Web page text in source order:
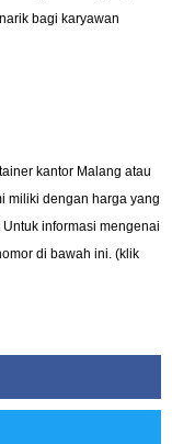
bagi karyawan
kantor Malang atau
miliki dengan harga yang
informasi mengenai
di bawah ini. (klik